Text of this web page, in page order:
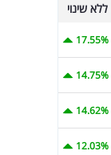
ללא שינוי
17.55%
14.75%
14.62%
12.03%